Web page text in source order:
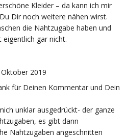
Kleider – da kann ich mir
Dir noch weitere nähen wirst.
die Nahtzugabe haben und
eigentlich gar nicht.
2019
für Deinen Kommentar und Dein
unklar ausgedrückt- der ganze
es gibt dann
Nahtzugaben angeschnitten